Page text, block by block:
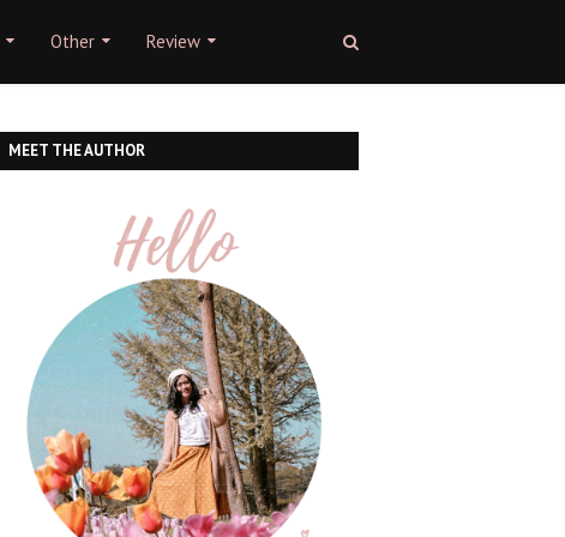
Other Review
MEET THE AUTHOR